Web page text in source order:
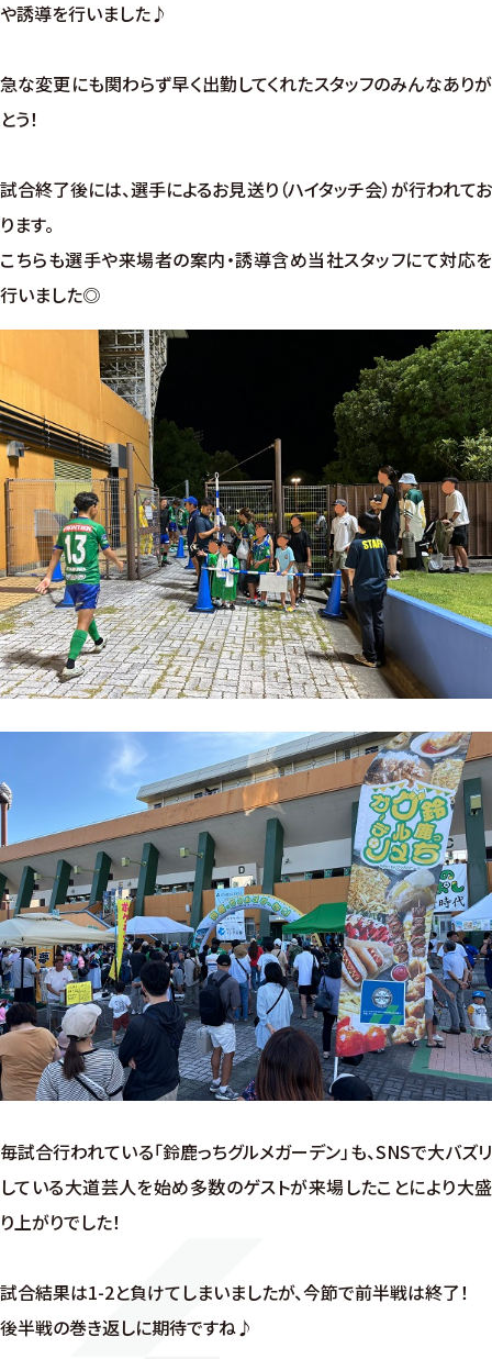
や誘導を行いました♪
急な変更にも関わらず早く出勤してくれたスタッフのみんなありが
とう！
試合終了後には、選手によるお見送り（ハイタッチ会）が行われてお
ります。
こちらも選手や来場者の案内・誘導含め当社スタッフにて対応を
行いました◎
毎試合行われている「鈴鹿っちグルメガーデン」も、SNSで大バズリ
している大道芸人を始め多数のゲストが来場したことにより大盛
り上がりでした！
試合結果は1-2と負けてしまいましたが、今節で前半戦は終了！
後半戦の巻き返しに期待ですね♪